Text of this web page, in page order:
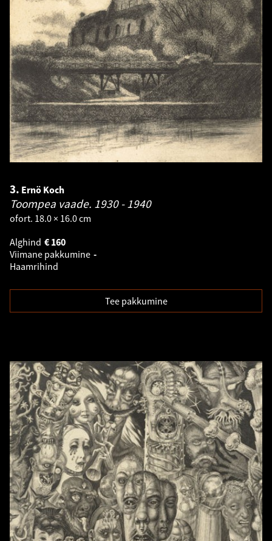
3. Ernö Koch
Toompea vaade. 1930 - 1940
ofort. 18.0 × 16.0 cm
Alghind
160
€
Viimane pakkumine -
Haamrihind
Tee pakkumine